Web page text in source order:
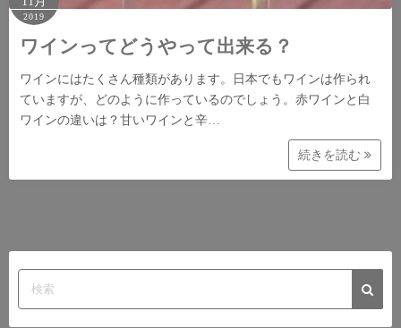
2019
ワインってどうやって出来る？
ワインにはたくさん種類があります。日本でもワインは作られ
ていますが、どのように作っているのでしょう。赤ワインと白
ワインの違いは？甘いワインと辛…
続きを読む